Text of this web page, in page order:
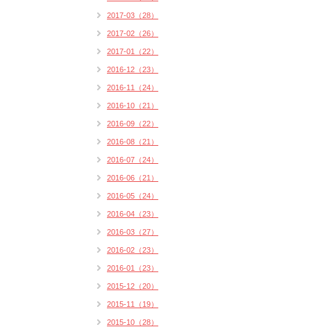
2017-03（28）
2017-02（26）
2017-01（22）
2016-12（23）
2016-11（24）
2016-10（21）
2016-09（22）
2016-08（21）
2016-07（24）
2016-06（21）
2016-05（24）
2016-04（23）
2016-03（27）
2016-02（23）
2016-01（23）
2015-12（20）
2015-11（19）
2015-10（28）